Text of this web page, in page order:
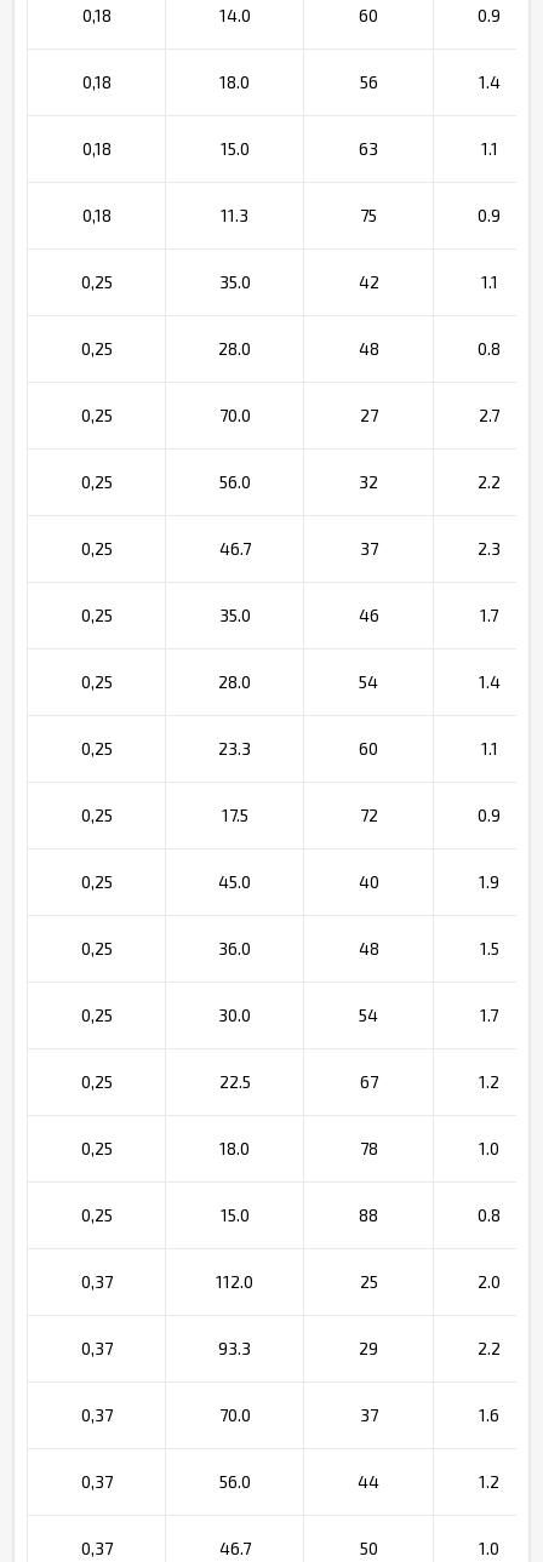
0,18 14.0 60 0.9
0,18 18.0 56 1.4
0,18 15.0 63 1.1
0,18 11.3 75 0.9
0,25 35.0 42 1.1
0,25 28.0 48 0.8
0,25 70.0 27 2.7
0,25 56.0 32 2.2
0,25 46.7 37 2.3
0,25 35.0 46 1.7
0,25 28.0 54 1.4
0,25 23.3 60 1.1
0,25 17.5 72 0.9
0,25 45.0 40 1.9
0,25 36.0 48 1.5
0,25 30.0 54 1.7
0,25 22.5 67 1.2
0,25 18.0 78 1.0
0,25 15.0 88 0.8
0,37 112.0 25 2.0
0,37 93.3 29 2.2
0,37 70.0 37 1.6
0,37 56.0 44 1.2
0,37 46.7 50 1.0